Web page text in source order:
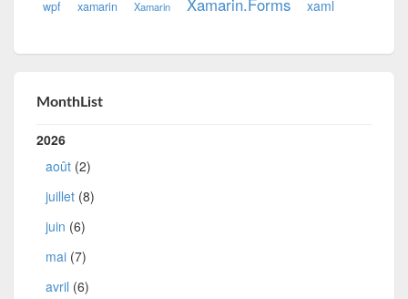
wpf xamarin Xamarin xaml
MonthList
2026
août (2)
juillet (8)
juin (6)
mai (7)
avril (6)